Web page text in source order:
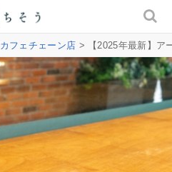
カフェチェーン店 > 【2025年最新】ア